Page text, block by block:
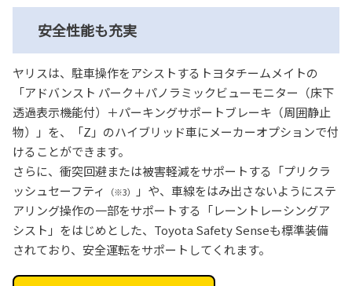
安全性能も充実
ヤリスは、駐車操作をアシストするトヨタチームメイトの
「アドバンスト パーク＋パノラミックビューモニター（床下
透過表示機能付）＋パーキングサポートブレーキ（周囲静止
物）」を、「Z」のハイブリッド車にメーカーオプションで付
けることができます。
さらに、衝突回避または被害軽減をサポートする「プリクラ
ッシュセーフティ
（※3）
」や、車線をはみ出さないようにステ
アリング操作の一部をサポートする「レーントレーシングア
シスト」をはじめとした、Toyota Safety Senseも標準装備
されており、安全運転をサポートしてくれます。